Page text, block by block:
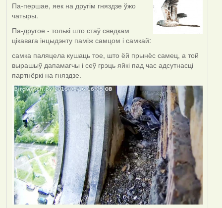
Па-першае, яек на другім гняздзе ўжо
чатыры.
Па-другое - толькі што стаў сведкам
цікавага інцыдэнту паміж самцом і самкай:
самка паляцела кушаць тое, што ёй прынёс самец, а той
вырашыў дапамагчы і сеў грэць яйкі пад час адсутнасці
партнёркі на гняздзе.